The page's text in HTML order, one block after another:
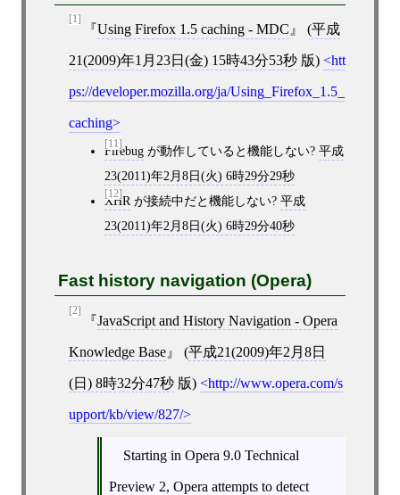
[1]
Using Firefox 1.5 caching - MDC (平成
21(2009)年1月23日(金) 15時43分53秒版) htt
ps://developer.mozilla.org/ja/Using_Firefox_1.5_
caching
[11]
Firebugが動作していると機能しない? 平成
23(2011)年2月8日(火) 6時29分29秒
[12]
XHR が接続中だと機能しない? 平成
23(2011)年2月8日(火) 6時29分40秒
Fast history navigation (Opera)
[2]
JavaScript and History Navigation - Opera
Knowledge Base (平成21(2009)年2月8日
(日) 8時32分47秒版) http://www.opera.com/s
upport/kb/view/827/
Starting in Opera 9.0 Technical
Preview 2, Opera attempts to detect